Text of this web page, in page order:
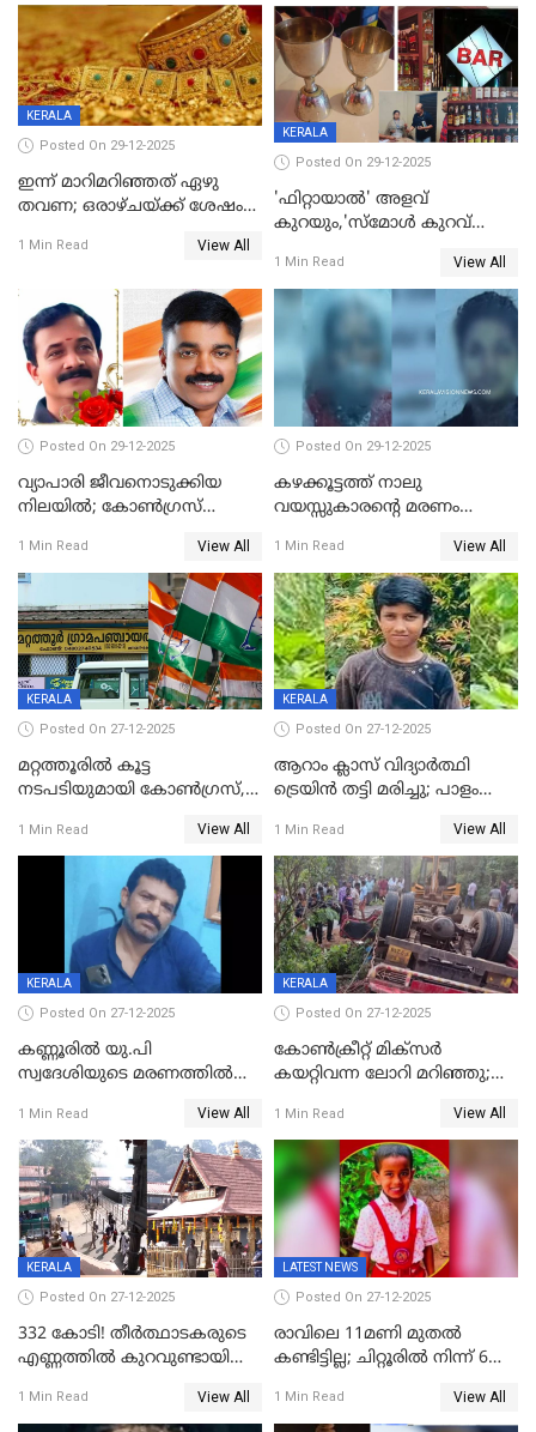
യുവാവ് ട്രെയിന്‍ തട്ടി മരിച്ചു
കളിക്കുന്നതിനിടെ
KERALA
Posted On 29-12-2025
ഇന്ന് മാറിമറിഞ്ഞത് ഏഴു
തവണ; ഒരാഴ്ചയ്ക്ക് ശേഷം
1 Min Read View All
KERALA
Posted On 29-12-2025
'ഫിറ്റായാൽ' അളവ്
കുറയും,'സ്‌മോൾ കുറവ്
പിഴ
1 Min Read View All
Posted On 29-12-2025
വ്യാപാരി ജീവനൊടുക്കിയ
നിലയില്‍; കോണ്‍ഗ്രസ്
മാനസികപീഡനമെന്ന് കുറിപ്പ്
1 Min Read View All
Posted On 29-12-2025
കഴക്കൂട്ടത്ത് നാലു
വയസ്സുകാരന്റെ മരണം
സുഹൃത്തും പൊലീസ്
കസ്റ്റഡിയിൽ
1 Min Read View All
KERALA
Posted On 27-12-2025
മറ്റത്തൂരിൽ കൂട്ട
നടപടിയുമായി കോണ്‍ഗ്രസ്,
എട്ട് പേര്‍ ഉള്‍പ്പെടെ
പത്തുപേരെ പുറത്താക്കി,
ചൊവ്വന്നൂരിലും നടപടി
1 Min Read View All
KERALA
Posted On 27-12-2025
ആറാം ക്ലാസ് വിദ്യാർത്ഥി
ട്രെയിൻ തട്ടി മരിച്ചു; പാളം
അപകടം മലപ്പുറത്ത്
1 Min Read View All
KERALA
Posted On 27-12-2025
കണ്ണൂരിൽ യു.പി
സ്വദേശിയുടെ മരണത്തിൽ
കേസ്; തർക്കമുണ്ടായത്
ഫേഷ്യലിന് 300 രൂപ
ആവശ്യപ്പെട്ടതിനെച്ചൊല്ലി
1 Min Read View All
KERALA
Posted On 27-12-2025
കോണ്‍ക്രീറ്റ് മിക്‌സര്‍
കയറ്റിവന്ന ലോറി മറിഞ്ഞു;
അപകടം കണ്ണൂരിൽ
1 Min Read View All
KERALA
Posted On 27-12-2025
332 കോടി! തീർത്ഥാടകരുടെ
എണ്ണത്തിൽ കുറവുണ്ടായിട്ടും
കുതിച്ചുയരുന്നു
1 Min Read View All
LATEST NEWS
Posted On 27-12-2025
രാവിലെ 11മണി മുതൽ
കണ്ടിട്ടില്ല; ചിറ്റൂരിൽ നിന്ന് 6
1 Min Read View All